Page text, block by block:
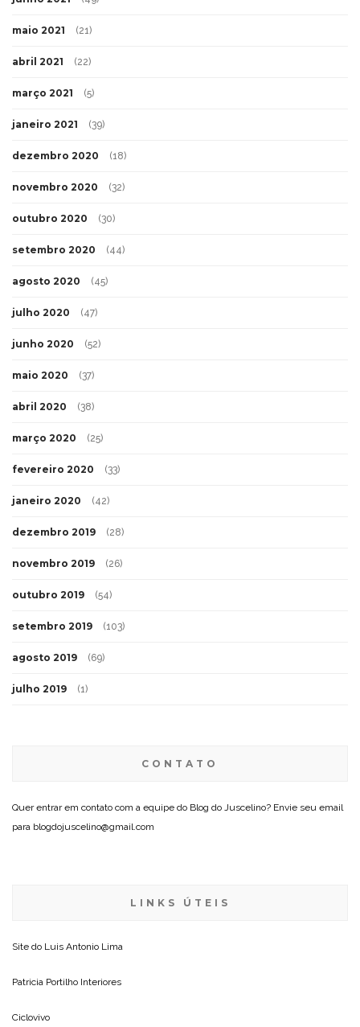
maio 2021 (21)
abril 2021 (22)
março 2021 (5)
janeiro 2021 (39)
dezembro 2020 (18)
novembro 2020 (32)
outubro 2020 (30)
setembro 2020 (44)
agosto 2020 (45)
julho 2020 (47)
junho 2020 (52)
maio 2020 (37)
abril 2020 (38)
março 2020 (25)
fevereiro 2020 (33)
janeiro 2020 (42)
dezembro 2019 (28)
novembro 2019 (26)
outubro 2019 (54)
setembro 2019 (103)
agosto 2019 (69)
julho 2019 (1)
CONTATO
Quer entrar em contato com a equipe do Blog do Juscelino? Envie seu email
para blogdojuscelino@gmail.com
LINKS ÚTEIS
Site do Luis Antonio Lima
Patricia Portilho Interiores
Ciclovivo